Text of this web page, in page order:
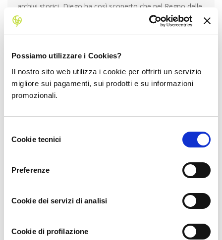
Possiamo utilizzare i Cookies?
Il nostro sito web utilizza i cookie per offrirti un servizio
migliore sui pagamenti, sui prodotti e su informazioni
promozionali.
delCookie tecnici
Preferenze
Cookie dei servizi di analisi
Cookie di profilazione
archivi storici, Diego ha così scoperto che nel Regno delle
Due Sicilie si produceva
tanto zafferano, un prodotto
pregiatissimo e ricercato
…. Grazie a questi documenti,
terreni del nonno, e di piantare qualche bulbo di
creare la sua azienda.Nel 2006 era uno dei pochissimi
produttori di zafferano da Roma a Catania, infatti le
persone del luogo gli davano del pazzo, che invece di
mai fatto scoraggiare dal giudizio degli altri, e ha tirato
dritto “coltivando” il suo sogno. Così per la sua passione
ha lasciato il suo lavoro e ad oggi si dedica solo allo
consorzio di zafferano calabrese
, presta aiuto alle
Si sta